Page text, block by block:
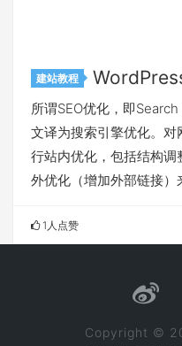
建站教程
所谓SEO优化，即
文译为搜索引擎优化。对
行站内优化，包括结构
外优化（增加外部链接
1人点赞
Copyright ©